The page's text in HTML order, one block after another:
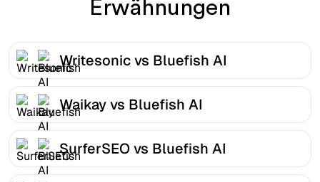
Erwähnungen
Writesonic vs Bluefish AI
Waikay vs Bluefish AI
SurferSEO vs Bluefish AI